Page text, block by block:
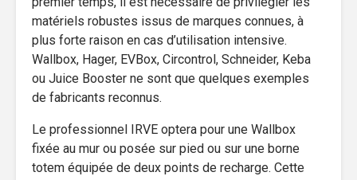
matériels robustes issus de marques connues, à
plus forte raison en cas d’utilisation intensive.
Wallbox, Hager, EVBox, Circontrol, Schneider, Keba
ou Juice Booster ne sont que quelques exemples
de fabricants reconnus.
Le professionnel IRVE optera pour une Wallbox
fixée au mur ou posée sur pied ou sur une borne
totem équipée de deux points de recharge. Cette